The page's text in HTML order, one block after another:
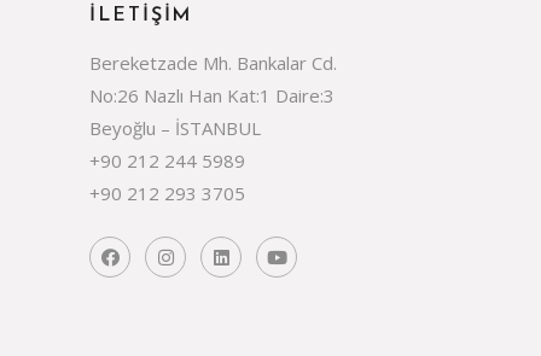
İLETIŞIM
Bereketzade Mh. Bankalar Cd.
No:26 Nazlı Han Kat:1 Daire:3
Beyoğlu – İSTANBUL
+90 212 244 5989
+90 212 293 3705